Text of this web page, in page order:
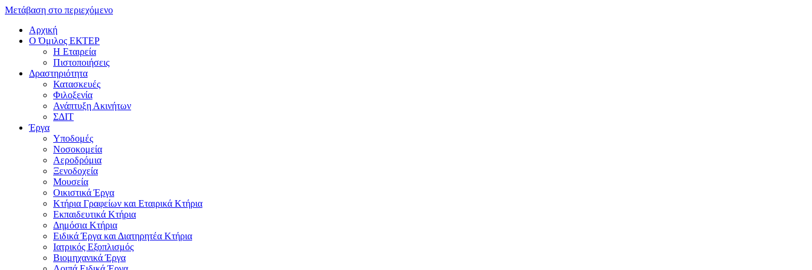
Μετάβαση στο περιεχόμενο
Αρχική
Ο Όμιλος ΕΚΤΕΡ
H Εταιρεία
Πιστοποιήσεις
Δραστηριότητα
Κατασκευές
Φιλοξενία
Ανάπτυξη Ακινήτων
ΣΔΙΤ
Έργα
Υποδομές
Νοσοκομεία
Αεροδρόμια
Ξενοδοχεία
Μουσεία
Οικιστικά Έργα
Κτήρια Γραφείων και Εταιρικά Κτήρια
Εκπαιδευτικά Κτήρια
Δημόσια Κτήρια
Ειδικά Έργα και Διατηρητέα Κτήρια
Ιατρικός Εξοπλισμός
Βιομηχανικά Έργα